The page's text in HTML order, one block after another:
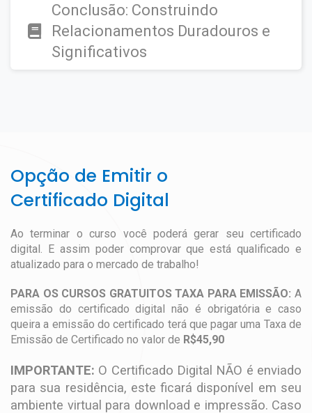
Conclusão: Construindo
Relacionamentos Duradouros e
Significativos
Opção de Emitir o
Certificado Digital
Ao terminar o curso você poderá gerar seu certificado
digital. E assim poder comprovar que está qualificado e
atualizado para o mercado de trabalho!
PARA OS CURSOS GRATUITOS TAXA PARA EMISSÃO: A
emissão do certificado digital não é obrigatória e caso
queira a emissão do certificado terá que pagar uma Taxa de
Emissão de Certificado no valor de R$45,90
IMPORTANTE: O Certificado Digital NÃO é enviado
para sua residência, este ficará disponível em seu
ambiente virtual para download e impressão. Caso